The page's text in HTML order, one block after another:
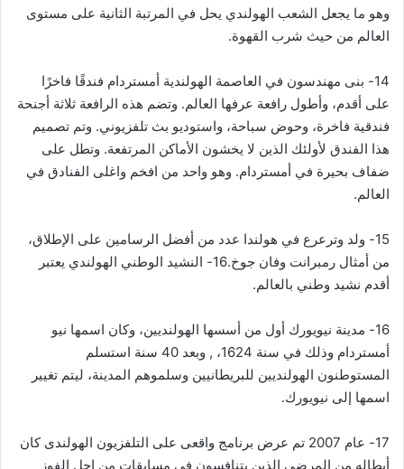
وهو ما يجعل الشعب الهولندي يحل في المرتبة الثانية على مستوى
العالم من حيث شرب القهوة.
14- بنى مهندسون في العاصمة الهولندية أمستردام فندقًا فاخرًا
على أقدم، وأطول رافعة عرفها العالم. وتضم هذه الرافعة ثلاثة أجنحة
فندقية فاخرة، وحوض سباحة، واستوديو بث تلفزيوني. وتم تصميم
هذا الفندق لأولئك الذين لا يخشون الأماكن المرتفعة. وتطل على
ضفاف بحيرة في أمستردام. وهو واحد من افخم واغلى الفنادق في
العالم.
15- ولد وترعرع في هولندا عدد من أفضل الرسامين على الإطلاق،
من أمثال رمبرانت وفان جوخ.16- النشيد الوطني الهولندي يعتبر
أقدم نشيد وطني بالعالم.
16- مدينة نيويورك أول من أسسها الهولنديين، وكان اسمها نيو
أمستردام وذلك في سنة 1624، , وبعد 40 سنة استسلم
المستوطنون الهولنديين للبريطانيين وسلموهم المدينة، ليتم تغيير
اسمها إلى نيويورك.
17- عام 2007 تم عرض برنامج واقعى على التلفزيون الهولندى كان
أبطاله من المرضى الذين يتنافسون في مسابقات من اجل الفوز